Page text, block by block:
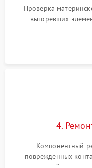
Проверка
выгоревших
тестирование
всасывания. Оценка
4.
Компонентный
поврежденных